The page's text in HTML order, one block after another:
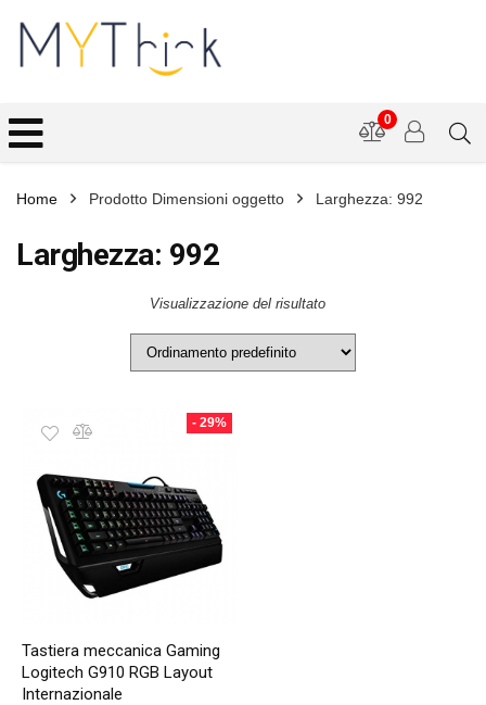
0
Home Prodotto Dimensioni oggetto Larghezza: 992
Larghezza: 992
Visualizzazione del risultato
- 29%
Tastiera meccanica Gaming
Logitech G910 RGB Layout
Internazionale